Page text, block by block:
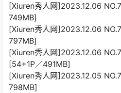
[Xiuren秀人网]2023.12.06
749MB]
[Xiuren秀人网]2023.12.06
797MB]
[Xiuren秀人网]2023.12.06
[54+1P／491MB]
[Xiuren秀人网]2023.12.05
798MB]